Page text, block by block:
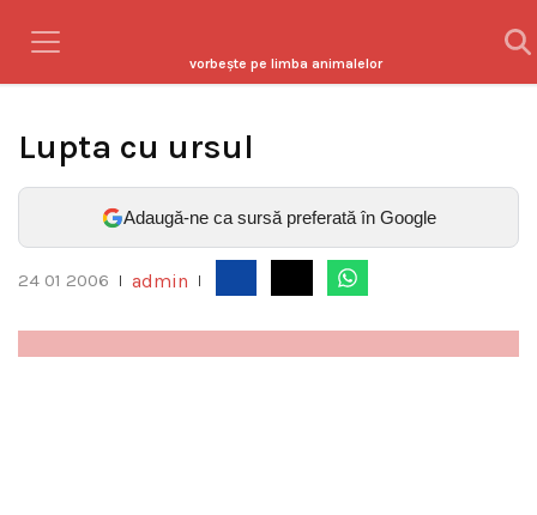
vorbeşte pe limba animalelor
Lupta cu ursul
Adaugă-ne ca sursă preferată în Google
24 01 2006 admin